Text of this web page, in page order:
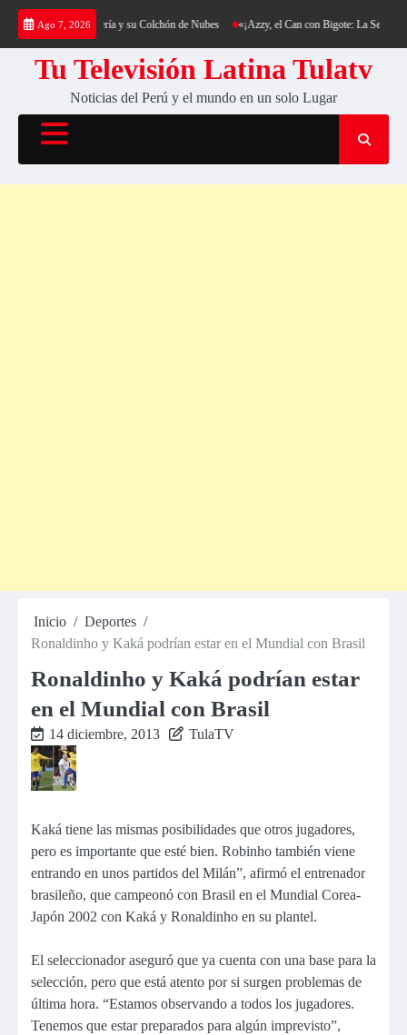
Saltar
contenido
Ago 7, 2026
al Cerro Cantería y su Colchón de Nubes «¡Azzy, el Can con Bigote: La Sensación
Tu Televisión Latina Tulatv
Noticias del Perú y el mundo en un solo Lugar
Inicio
Deportes
Ronaldinho y Kaká podrían estar en el Mundial con Brasil
Ronaldinho y Kaká podrían estar
en el Mundial con Brasil
14 diciembre, 2013 TulaTV
Kaká tiene las mismas posibilidades que otros jugadores,
pero es importante que esté bien. Robinho también viene
entrando en unos partidos del Milán”, afirmó el entrenador
brasileño, que campeonó con Brasil en el Mundial Corea-
Japón 2002 con Kaká y Ronaldinho en su plantel.
El seleccionador aseguró que ya cuenta con una base para la
selección, pero que está atento por si surgen problemas de
última hora. “Estamos observando a todos los jugadores.
Tenemos que estar preparados para algún imprevisto”,